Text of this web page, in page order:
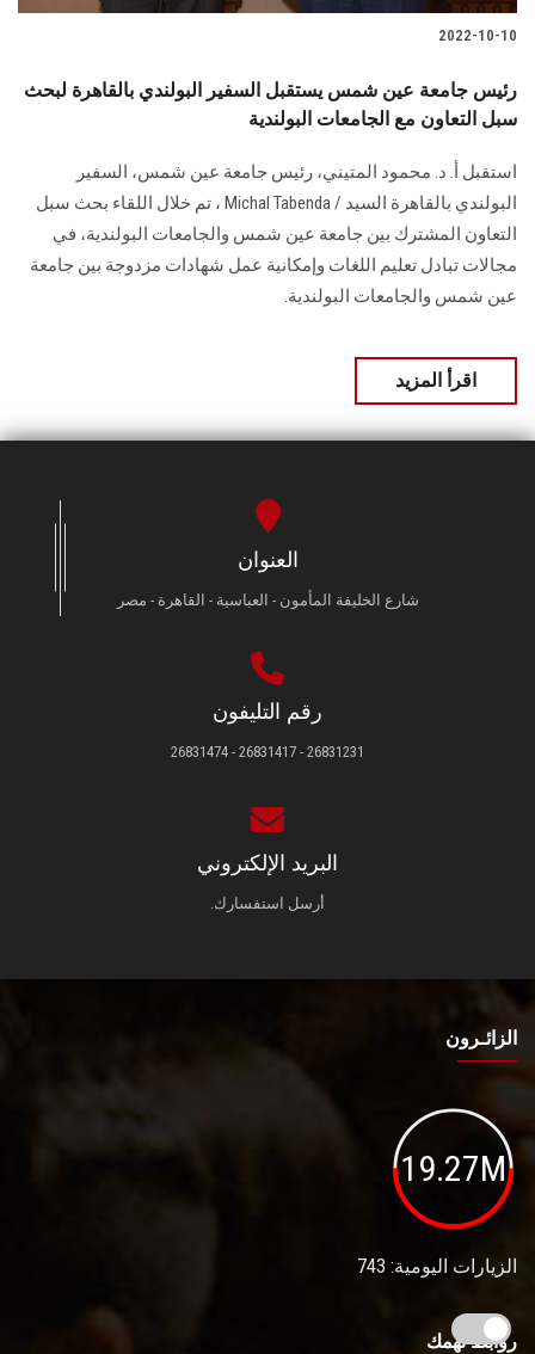
2022-10-10
رئيس جامعة عين شمس يستقبل السفير البولندي بالقاهرة لبحث
سبل التعاون مع الجامعات البولندية
استقبل أ. د. محمود المتيني، رئيس جامعة عين شمس، السفير
البولندي بالقاهرة السيد / Michal Tabenda ، تم خلال اللقاء بحث سبل
التعاون المشترك بين جامعة عين شمس والجامعات البولندية، في
مجالات تبادل تعليم اللغات وإمكانية عمل شهادات مزدوجة بين جامعة
عين شمس والجامعات البولندية.
اقرأ المزيد
العنوان
شارع الخليفة المأمون - العباسية - القاهرة - مصر
رقم التليفون
26831231 - 26831417 - 26831474
البريد الإلكتروني
أرسل استفسارك.
الزائـرون
19.27M
الزيارات اليومية: 743
روابط تهمك